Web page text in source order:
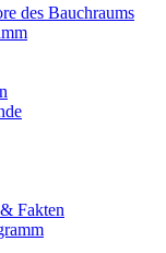
des Bauchraums
Fakten